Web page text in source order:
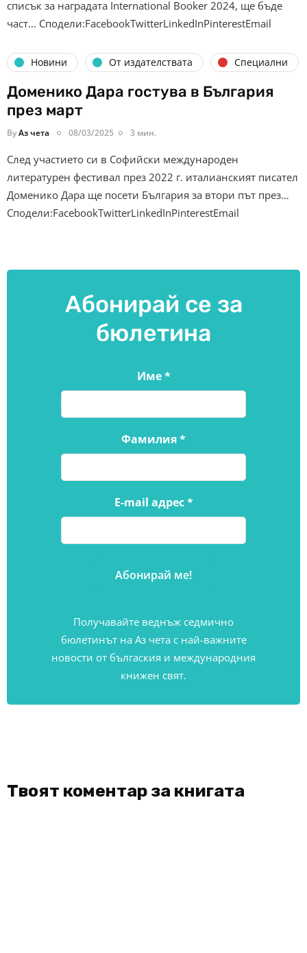
списък за наградата International Booker 2024, ще бъде
част… Сподели:FacebookTwitterLinkedInPinterestEmail
Новини От издателствата Специални
Доменико Дара гостува в България
през март
ByАз чета 08/03/2025 3 мин.
След участието си в Софийски международен
литературен фестивал през 2022 г. италианският писател
Доменико Дара ще посети България за втори път през…
Сподели:FacebookTwitterLinkedInPinterestEmail
Абонирай се за
бюлетина
Име*
Фамилия*
E-mail адрес*
Получавайте веднъж седмично
бюлетинът на Аз чета с най-важните
новости от бългаския и международния
книжен свят.
Твоят коментар за книгата